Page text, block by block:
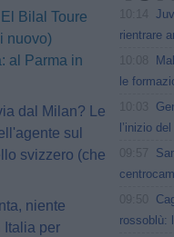
El Bilal Toure
nuovo)
al Parma in
dal Milan? Le
sul
svizzero (che
niente
Italia per
rientrare
le
l’inizio
rossoblù: